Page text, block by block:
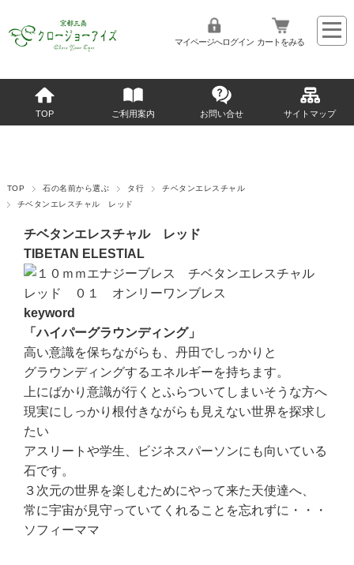
マイページへログイン カートをみる
TOP ご利用案内 お問い合せ サイトマップ
TOP 石の名前から選ぶ タ行
チベタンエレスチャル
チベタンエレスチャル レッド
チベタンエレスチャル レッド
TIBETAN ELESTIAL
keyword
「ハイパーグラウンディング」
高い意識を保ちながらも、丹田でしっかりと
グラウンディングするエネルギーを持ちます。
上にばかり意識が行くとふらついてしまいそうな方へ
現実にしっかり根付きながらも見えない世界を探求し
たい
アスリートや学生、ビジネスパーソンにも向いている
石です。
３次元の世界を楽しむためにやって来た天使達へ、
常に宇宙が見守っていてくれることを忘れずに・・・
ソフィーママ